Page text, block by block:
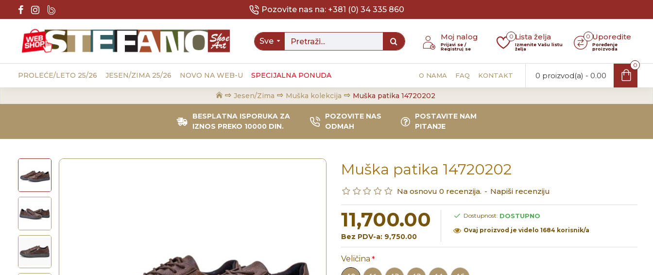
Pozovite nas na: +381 (0) 34 335 860
Sve Moj nalog
Prijavi se /
Registruj se
Lista želja
Izmenite Vašu listu
želja
0 Uporedite
Poređenje
proizvoda
0
PROLEĆE/LETO 25/26 JESEN/ZIMA 25/26 NOVO NA WEB-U SPECIJALNA PONUDA O NAMA FAQ KONTAKT 0 proizvod(a) - 0.00
0
Jesen/Zima Muška kolekcija Muška patika 14720202
BESPLATNA ISPORUKA ZA
IZNOS PREKO 10000 DIN.
POZOVITE NAS
ODMAH
POSTAVITE NAM
PITANJE
Muška patika 14720202
Na osnovu 0 recenzija. - Napiši recenziju
11,700.00
Bez PDV-a: 9,750.00
Dostupnost: DOSTUPNO
Ovaj proizvod je videlo 1684 korisnik/a
Veličina